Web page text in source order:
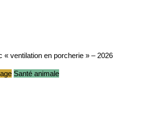
« ventilation en porcherie » – 2026
Santé animale